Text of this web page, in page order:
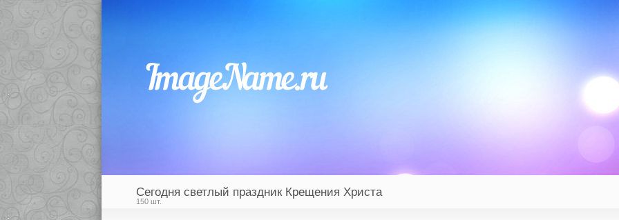
Сегодня светлый праздник Крещения Христа
150 шт.